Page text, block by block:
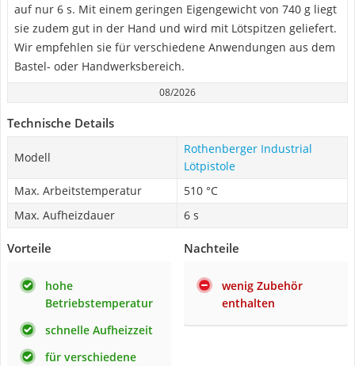
auf nur 6 s. Mit einem geringen Eigengewicht von 740 g liegt
sie zudem gut in der Hand und wird mit Lötspitzen geliefert.
Wir empfehlen sie für verschiedene Anwendungen aus dem
Bastel- oder Handwerksbereich.
08/2026
Technische Details
Modell
Rothenberger Industrial
Lötpistole
Max. Arbeitstemperatur
510 °C
Max. Aufheizdauer
6 s
Vorteile
hohe
Betriebstemperatur
schnelle Aufheizzeit
für verschiedene
Nachteile
wenig Zubehör
enthalten